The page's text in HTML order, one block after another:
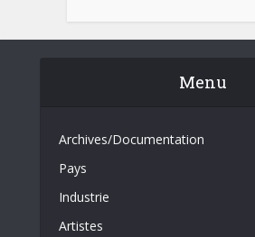
Menu
Archives/Documentation
Pays
Industrie
Artistes